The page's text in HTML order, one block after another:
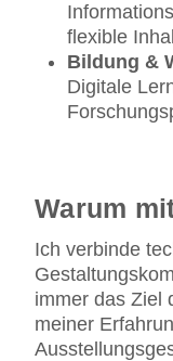
flexible
Bildung &
Digitale
Warum
Ich verbinde
immer das Ziel
meiner